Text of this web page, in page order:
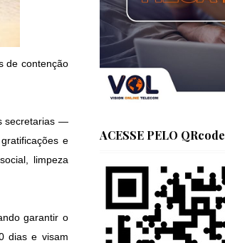
de contenção
secretarias —
e
limpeza
garantir o
dias e visam
ACESSE PELO QRcode